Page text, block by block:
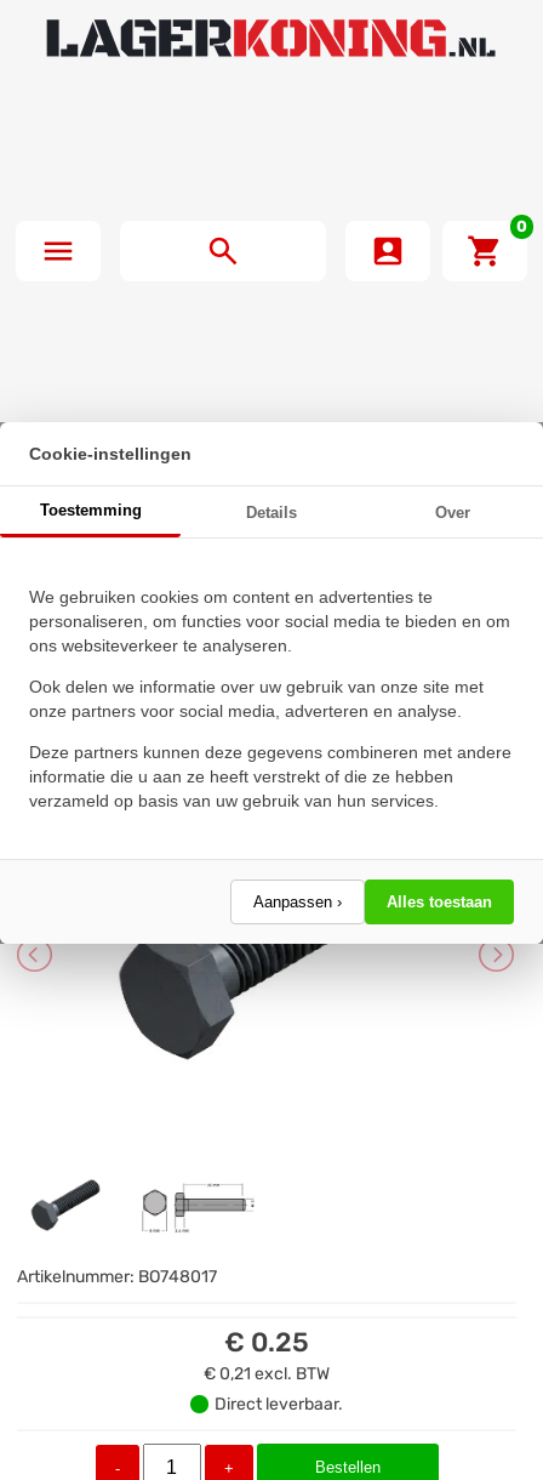
0
Beginpagina·
Zeskanttapbout Voldraad DIN 933 M5x16mm 8.8
Onbehandeld
Cookie-instellingen
Toestemming Details Over
We gebruiken cookies om content en advertenties te
personaliseren, om functies voor social media te bieden en om
ons websiteverkeer te analyseren.
Ook delen we informatie over uw gebruik van onze site met
onze partners voor social media, adverteren en analyse.
Deze partners kunnen deze gegevens combineren met andere
informatie die u aan ze heeft verstrekt of die ze hebben
verzameld op basis van uw gebruik van hun services.
Aanpassen › Alles toestaan
Zeskanttapbout Voldraad DIN
933 M5x16mm 8.8 Onbehandeld
★★★★★
★★★★★
Artikelnummer: BO748017
€ 0.25
€ 0,21 excl. BTW
Direct leverbaar.
- + Bestellen